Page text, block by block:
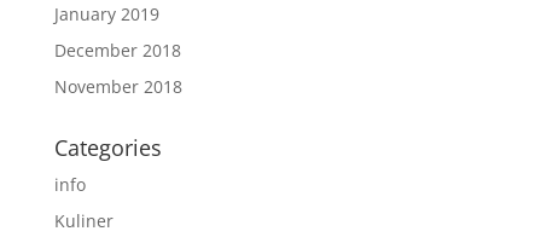
January 2019
December 2018
November 2018
Categories
info
Kuliner